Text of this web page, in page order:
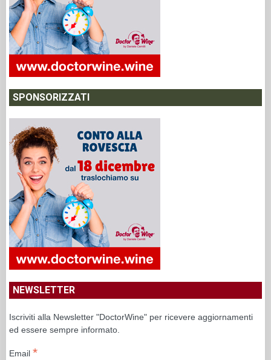
SPONSORIZZATI
NEWSLETTER
Iscriviti alla Newsletter "DoctorWine" per ricevere aggiornamenti
ed essere sempre informato.
Email *